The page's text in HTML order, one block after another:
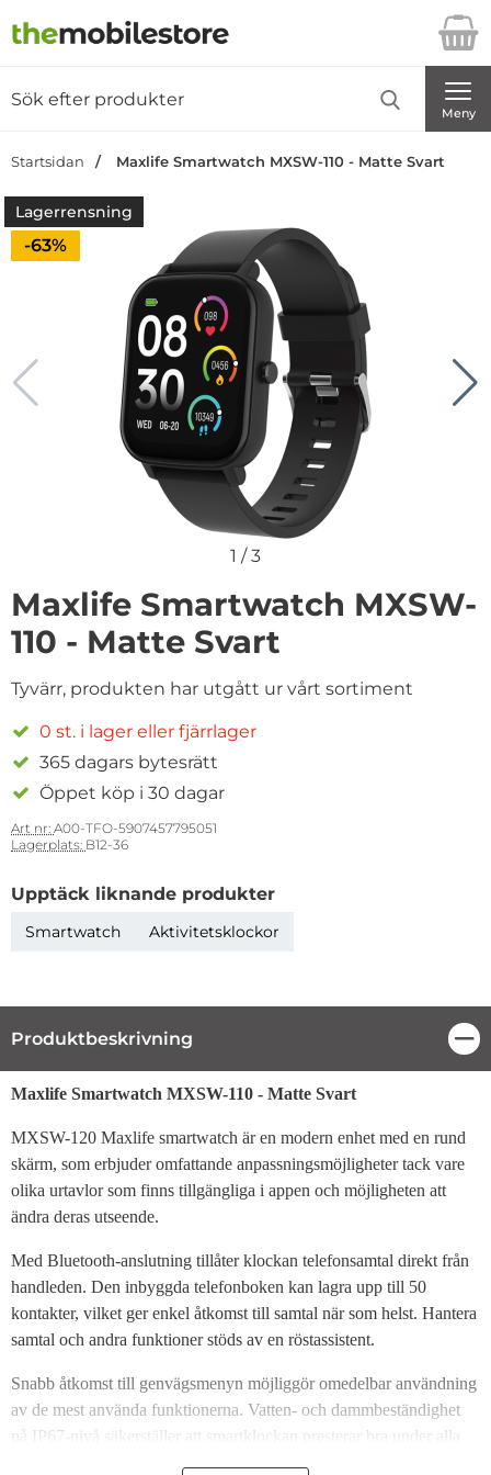
Startsidan för Danira Telecom AB
Meny
Startsidan Maxlife Smartwatch MXSW-110 - Matte Svart
Lagerrensning
Priset är nedsatt med
-63%
1 /3
Maxlife Smartwatch MXSW-
110 - Matte Svart
Tyvärr, produkten har utgått ur vårt sortiment
0 st. i lager eller fjärrlager
365 dagars bytesrätt
Öppet köp i 30 dagar
Art nr: A00-TFO-5907457795051
Lagerplats: B12-36
Upptäck liknande produkter
Smartwatch Aktivitetsklockor
Produktbeskrivning
Produktbeskrivning
Maxlife Smartwatch MXSW-110 - Matte Svart
MXSW-120 Maxlife smartwatch är en modern enhet med en rund
skärm, som erbjuder omfattande anpassningsmöjligheter tack vare
olika urtavlor som finns tillgängliga i appen och möjligheten att
ändra deras utseende.
Med Bluetooth-anslutning tillåter klockan telefonsamtal direkt från
handleden. Den inbyggda telefonboken kan lagra upp till 50
kontakter, vilket ger enkel åtkomst till samtal när som helst. Hantera
samtal och andra funktioner stöds av en röstassistent.
Snabb åtkomst till genvägsmenyn möjliggör omedelbar användning
av de mest använda funktionerna. Vatten- och dammbeständighet
på IP67-nivå säkerställer att smartklockan presterar bra under alla